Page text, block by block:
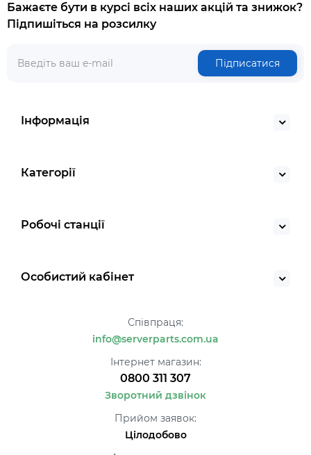
Бажаєте бути в курсі всіх наших акцій та знижок?
Підпишіться на розсилку
Підписатися
Інформація
Категорії
Робочі станції
Особистий кабінет
Співпраця:
info@serverparts.com.ua
Інтернет магазин:
0800 311 307
Зворотний дзвінок
Прийом заявок:
Цілодобово